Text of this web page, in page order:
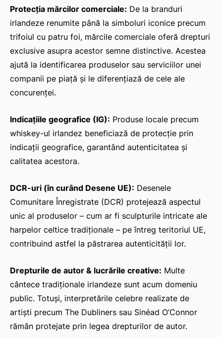
Protecția mărcilor comerciale: De la branduri
irlandeze renumite până la simboluri iconice precum
trifoiul cu patru foi, mărcile comerciale oferă drepturi
exclusive asupra acestor semne distinctive. Acestea
ajută la identificarea produselor sau serviciilor unei
companii pe piață și le diferențiază de cele ale
concurenței.
Indicațiile geografice (IG): Produse locale precum
whiskey-ul irlandez beneficiază de protecție prin
indicații geografice, garantând autenticitatea și
calitatea acestora.
DCR-uri (în curând Desene UE): Desenele
Comunitare Înregistrate (DCR) protejează aspectul
unic al produselor – cum ar fi sculpturile intricate ale
harpelor celtice tradiționale – pe întreg teritoriul UE,
contribuind astfel la păstrarea autenticității lor.
Drepturile de autor & lucrările creative: Multe
cântece tradiționale irlandeze sunt acum domeniu
public. Totuși, interpretările celebre realizate de
artiști precum The Dubliners sau Sinéad O’Connor
rămân protejate prin legea drepturilor de autor.